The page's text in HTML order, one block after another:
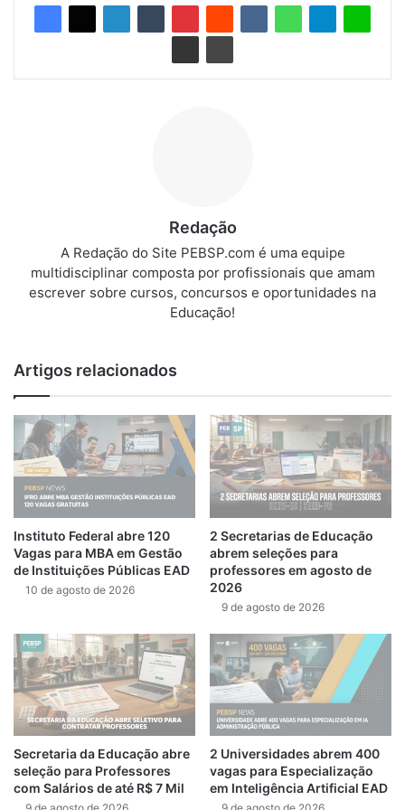
Redação
A Redação do Site PEBSP.com é uma equipe
multidisciplinar composta por profissionais que amam
escrever sobre cursos, concursos e oportunidades na
Educação!
Artigos relacionados
Instituto Federal abre 120
Vagas para MBA em Gestão
de Instituições Públicas EAD
10 de agosto de 2026
2 Secretarias de Educação
abrem seleções para
professores em agosto de
2026
9 de agosto de 2026
Secretaria da Educação abre
seleção para Professores
com Salários de até R$ 7 Mil
2 Universidades abrem 400
vagas para Especialização
em Inteligência Artificial EAD